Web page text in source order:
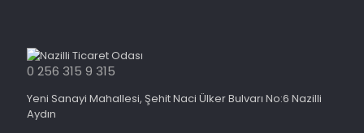
0 256 315 9 315
Yeni Sanayi Mahallesi, Şehit Naci Ülker Bulvarı No:6 Nazilli
Aydın